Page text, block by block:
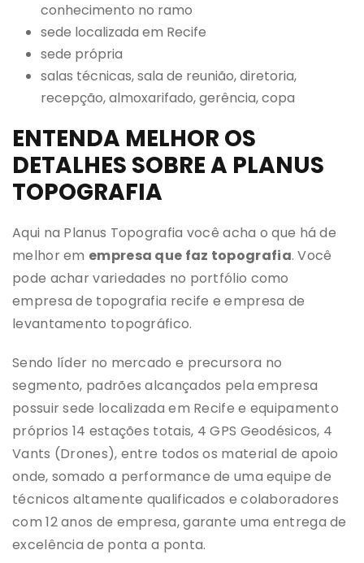
conhecimento no ramo
sede localizada em Recife
sede própria
salas técnicas, sala de reunião, diretoria,
recepção, almoxarifado, gerência, copa
ENTENDA MELHOR OS
DETALHES SOBRE A PLANUS
TOPOGRAFIA
Aqui na Planus Topografia você acha o que há de
melhor em empresa que faz topografia. Você
pode achar variedades no portfólio como
empresa de topografia recife e empresa de
levantamento topográfico.
Sendo líder no mercado e precursora no
segmento, padrões alcançados pela empresa
possuir sede localizada em Recife e equipamento
próprios 14 estações totais, 4 GPS Geodésicos, 4
Vants (Drones), entre todos os material de apoio
onde, somado a performance de uma equipe de
técnicos altamente qualificados e colaboradores
com 12 anos de empresa, garante uma entrega de
excelência de ponta a ponta.